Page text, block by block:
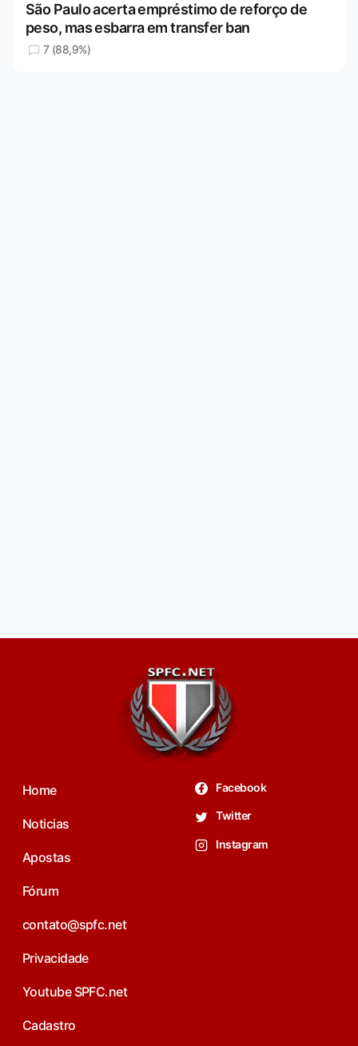
São Paulo acerta empréstimo de reforço de
peso, mas esbarra em transfer ban
7 (88,9%)
Home
Noticias
Apostas
Fórum
contato@spfc.net
Privacidade
Youtube SPFC.net
Cadastro
Facebook
Twitter
Instagram